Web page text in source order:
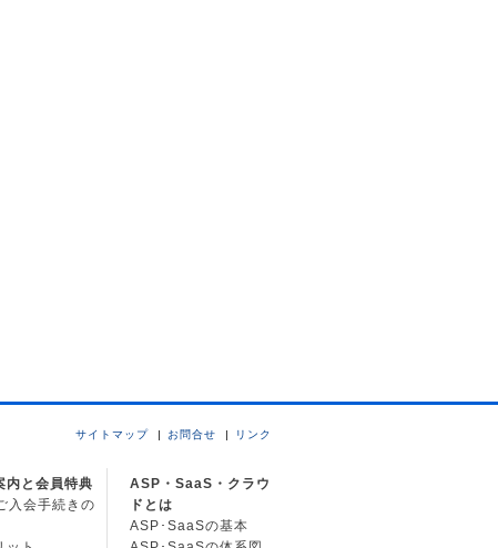
サイトマップ お問合せ リンク
内と会員特典
入会手続きの
ASP・SaaS・クラウ
ドとは
ASP･SaaSの基本